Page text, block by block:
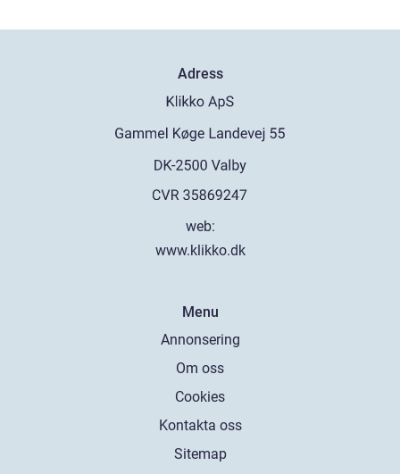
Adress
web:
www.klikko.dk
Menu
Annonsering
Om oss
Cookies
Kontakta oss
Sitemap